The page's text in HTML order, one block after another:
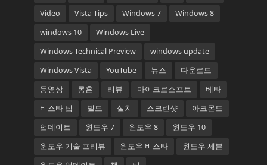
Video
Vista Tips Windows 7
Windows 8
windows 10
Windows Live
Windows Technical Preview
windows update
Windows Vista
YouTube 뉴스
다운로드
동영상
롱혼 리뷰 마이크로소프트
베타
비스타 팁
빌드 설치 스크린샷
아크몬드
업데이트
윈도우 7 윈도우 8
윈도우 10
윈도우 기술 프리뷰
윈도우 비스타
윈도우 세븐